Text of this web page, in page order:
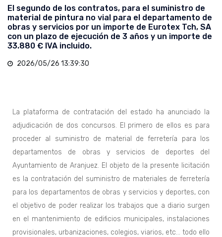
El segundo de los contratos, para el suministro de
material de pintura no vial para el departamento de
obras y servicios por un importe de Eurotex Tch, SA
con un plazo de ejecución de 3 años y un importe de
33.880 € IVA incluido.
2026/05/26 13:39:30
La plataforma de contratación del estado ha anunciado la
adjudicación de dos concursos. El primero de ellos es para
proceder al suministro de material de ferretería para los
departamentos de obras y servicios de deportes del
Ayuntamiento de Aranjuez. El objeto de la presente licitación
es la contratación del suministro de materiales de ferretería
para los departamentos de obras y servicios y deportes, con
el objetivo de poder realizar los trabajos que a diario surgen
en el mantenimiento de edificios municipales, instalaciones
provisionales, urbanizaciones, colegios, viarios, etc… todo ello